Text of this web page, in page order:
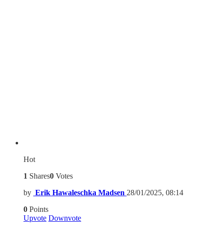
Hot
1 Shares0 Votes
by Erik Hawaleschka Madsen 28/01/2025, 08:14
0 Points
Upvote Downvote